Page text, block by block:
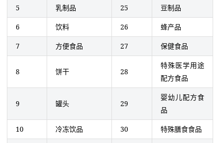
5 乳制品 25 豆制品
6 饮料 26 蜂产品
7 方便食品 27 保健食品
8 饼干 28
特殊医学用途
配方食品
9 罐头 29
婴幼儿配方食
品
10 冷冻饮品 30 特殊膳食食品